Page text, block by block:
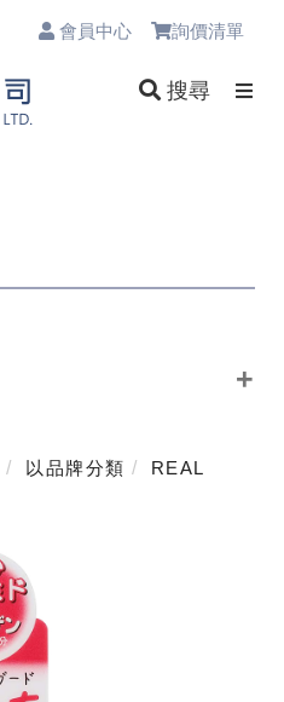
會員中心 詢價清單
搜尋
以品牌分類 REAL